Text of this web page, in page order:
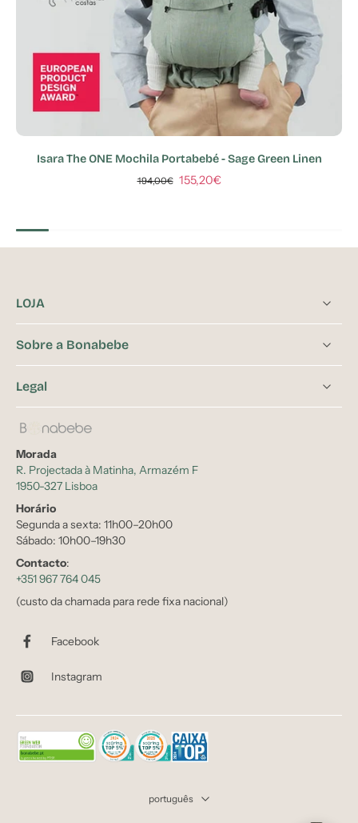
Isara The ONE Mochila Portabebé - Sage Green Linen
194,00€ 155,20€
LOJA
Sobre a Bonabebe
Legal
Morada
R. Projectada à Matinha, Armazém F
1950-327 Lisboa
Horário
Segunda a sexta: 11h00–20h00
Sábado: 10h00–19h30
Contacto:
+351 967 764 045
(custo da chamada para rede fixa nacional)
Facebook
Instagram
português